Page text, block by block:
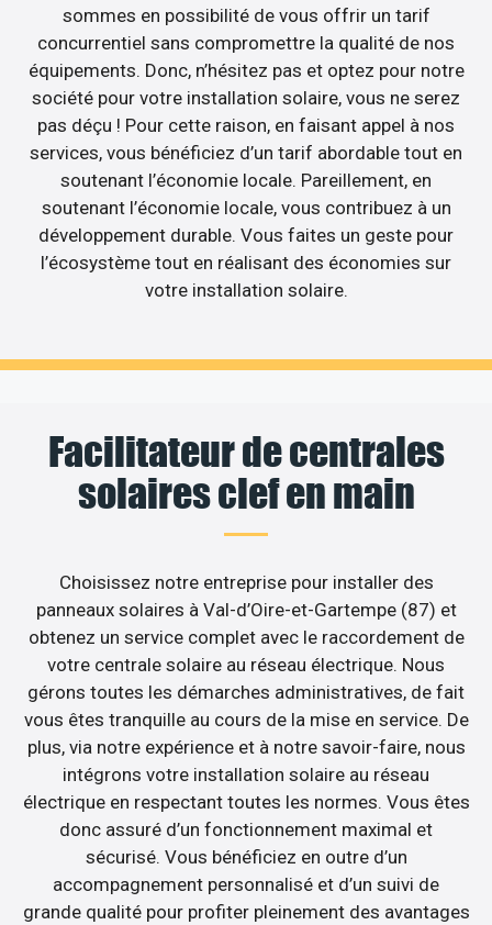
sommes en possibilité de vous offrir un tarif
concurrentiel sans compromettre la qualité de nos
équipements. Donc, n’hésitez pas et optez pour notre
société pour votre installation solaire, vous ne serez
pas déçu ! Pour cette raison, en faisant appel à nos
services, vous bénéficiez d’un tarif abordable tout en
soutenant l’économie locale. Pareillement, en
soutenant l’économie locale, vous contribuez à un
développement durable. Vous faites un geste pour
l’écosystème tout en réalisant des économies sur
votre installation solaire.
Facilitateur de centrales
solaires clef en main
Choisissez notre entreprise pour installer des
panneaux solaires à Val-d’Oire-et-Gartempe (87) et
obtenez un service complet avec le raccordement de
votre centrale solaire au réseau électrique. Nous
gérons toutes les démarches administratives, de fait
vous êtes tranquille au cours de la mise en service. De
plus, via notre expérience et à notre savoir-faire, nous
intégrons votre installation solaire au réseau
électrique en respectant toutes les normes. Vous êtes
donc assuré d’un fonctionnement maximal et
sécurisé. Vous bénéficiez en outre d’un
accompagnement personnalisé et d’un suivi de
grande qualité pour profiter pleinement des avantages